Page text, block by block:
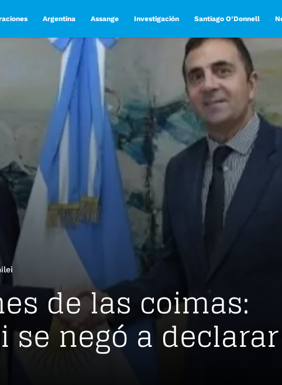
Argentina Assange Investigación Santiago O’Donnell
de las coimas:
se negó a declarar